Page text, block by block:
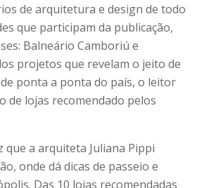
de arquitetura e design de todo
que participam da publicação,
Balneário Camboriú e
projetos que revelam o jeito de
ponta a ponta do país, o leitor
de lojas recomendado pelos
que a arquiteta Juliana Pippi
onde dá dicas de passeio e
Das 10 lojas recomendadas